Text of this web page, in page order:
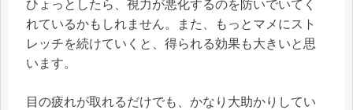
ひょっとしたら、視力が悪化するのを防いでいてく
れているかもしれません。また、もっとマメにスト
レッチを続けていくと、得られる効果も大きいと思
います。
目の疲れが取れるだけでも、かなり大助かりしてい